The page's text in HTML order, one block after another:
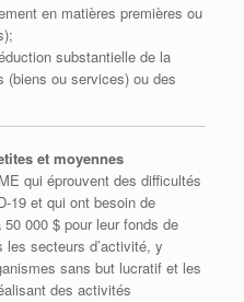
en matières premières ou
substantielle de la
(biens ou services) ou des
et moyennes
qui éprouvent des difficultés
19 et qui ont besoin de
000 $ pour leur fonds de
secteurs d’activité, y
sans but lucratif et les
des activités